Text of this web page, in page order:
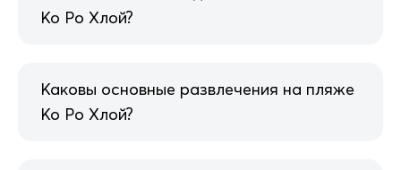
Ко Ро Хлой?
Каковы основные развлечения на пляже
Ко Ро Хлой?